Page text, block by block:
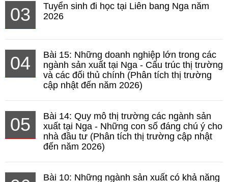
03
Tuyển sinh đi học tại Liên bang Nga năm
2026
04
Bài 15: Những doanh nghiệp lớn trong các
ngành sản xuất tại Nga - Cấu trúc thị trường
và các đối thủ chính (Phân tích thị trường
cập nhật đến năm 2026)
05
Bài 14: Quy mô thị trường các ngành sản
xuất tại Nga - Những con số đáng chú ý cho
nhà đầu tư (Phân tích thị trường cập nhật
đến năm 2026)
Bài 10: Những ngành sản xuất có khả năng